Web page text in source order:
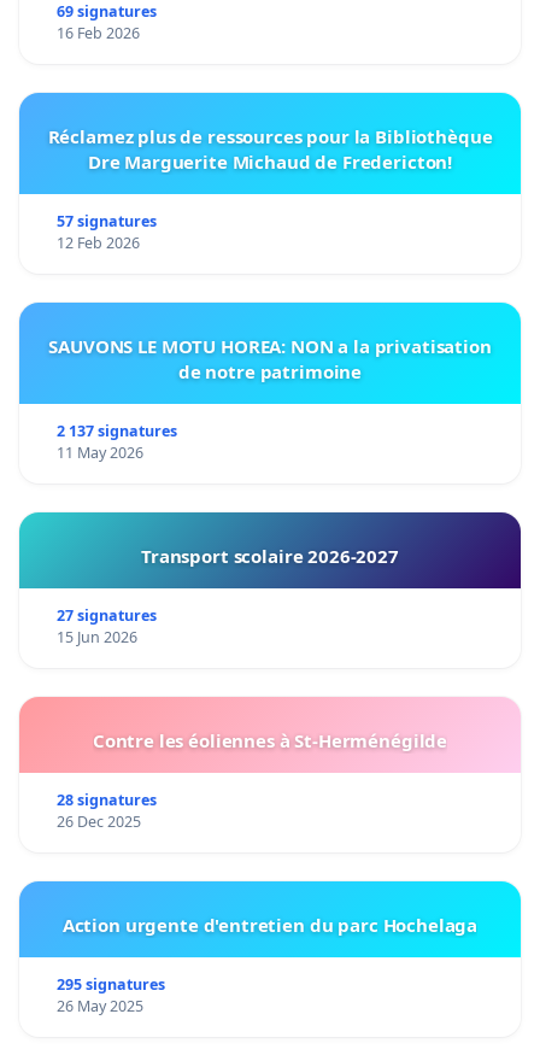
69 signatures
16 Feb 2026
Réclamez plus de ressources pour la Bibliothèque
Dre Marguerite Michaud de Fredericton!
57 signatures
12 Feb 2026
SAUVONS LE MOTU HOREA: NON a la privatisation
de notre patrimoine
2 137 signatures
11 May 2026
Transport scolaire 2026-2027
27 signatures
15 Jun 2026
Contre les éoliennes à St-Herménégilde
28 signatures
26 Dec 2025
Action urgente d'entretien du parc Hochelaga
295 signatures
26 May 2025